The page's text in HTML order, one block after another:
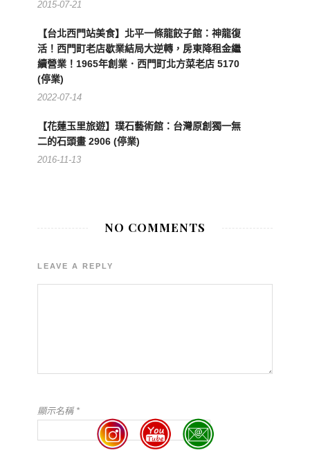
2015-07-21
【台北西門站美食】北平一條龍餃子館：神龍復
活！西門町老店歇業結局大逆轉，房東降租金繼
續營業！1965年創業．西門町北方菜老店 5170
(停業)
2022-07-14
【花蓮玉里旅遊】璞石藝術館：台灣原創獨一無
二的石頭畫 2906 (停業)
2016-11-13
NO COMMENTS
LEAVE A REPLY
顯示名稱 *